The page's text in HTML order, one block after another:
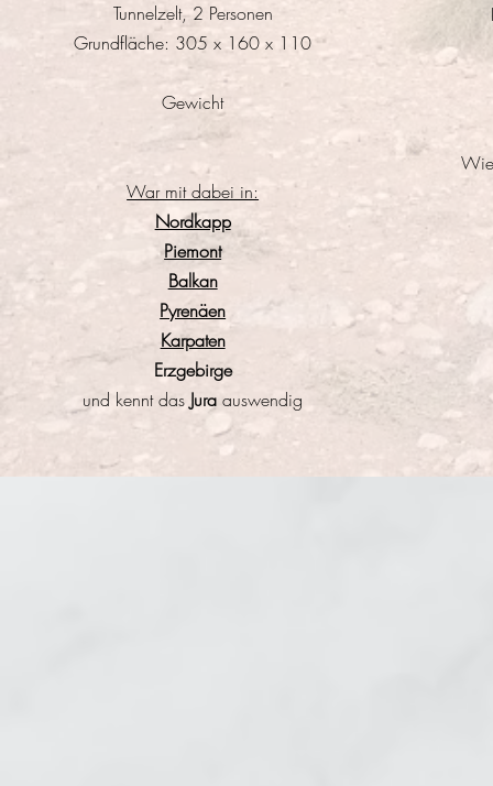
Tunnelzelt, 2 Personen
Grundfläche: 305 x 160 x 110
Gewicht
War mit dabei in:
Nordkapp
Piemont
Balkan
Pyrenäen
Karpaten
Erzgebirge
und kennt das Juraauswendig